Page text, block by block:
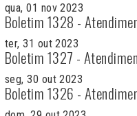
qua, 01 nov 2023
Boletim 1328 -
ter, 31 out 2023
Boletim 1327 -
seg, 30 out 2023
Boletim 1326 -